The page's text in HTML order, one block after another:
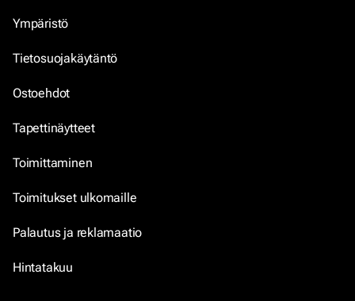
Ympäristö
Tietosuojakäytäntö
Ostoehdot
Tapettinäytteet
Toimittaminen
Toimitukset ulkomaille
Palautus ja reklamaatio
Hintatakuu